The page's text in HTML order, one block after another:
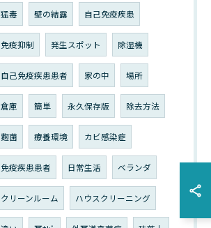
猛毒 壁の結露 自己免疫疾患
免疫抑制 発生スポット 除湿機
自己免疫疾患患者 家の中 場所
倉庫 簡単 永久保存版 除去方法
麴菌 療養環境 カビ感染症
免疫疾患患者 日常生活 ベランダ
クリーンルーム ハウスクリーニング